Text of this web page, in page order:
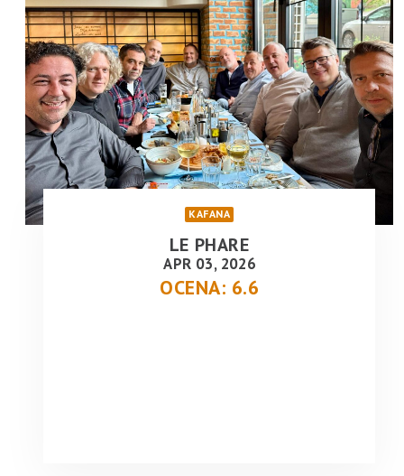
KAFANA
LE PHARE
APR 03, 2026
OCENA: 6.6